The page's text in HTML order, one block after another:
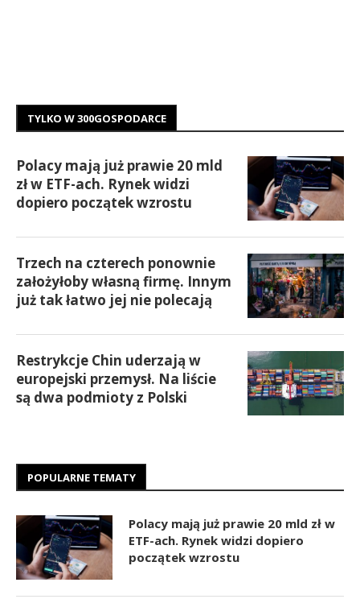
TYLKO W 300GOSPODARCE
Polacy mają już prawie 20 mld
zł w ETF-ach. Rynek widzi
dopiero początek wzrostu
Trzech na czterech ponownie
założyłoby własną firmę. Innym
już tak łatwo jej nie polecają
Restrykcje Chin uderzają w
europejski przemysł. Na liście
są dwa podmioty z Polski
POPULARNE TEMATY
Polacy mają już prawie 20 mld zł w
ETF-ach. Rynek widzi dopiero
początek wzrostu